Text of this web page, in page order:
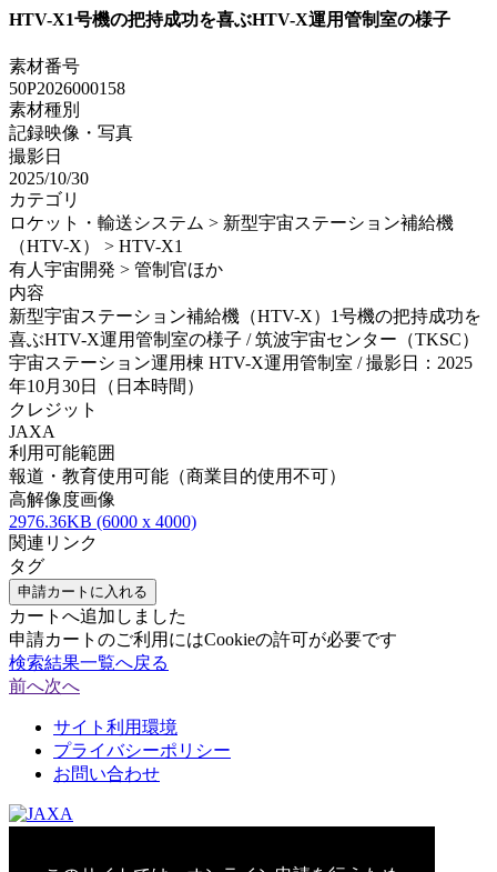
HTV-X1号機の把持成功を喜ぶHTV-X運用管制室の様子
素材番号
50P2026000158
素材種別
記録映像・写真
撮影日
2025/10/30
カテゴリ
ロケット・輸送システム > 新型宇宙ステーション補給機
（HTV-X） > HTV-X1
有人宇宙開発 > 管制官ほか
内容
新型宇宙ステーション補給機（HTV-X）1号機の把持成功を
喜ぶHTV-X運用管制室の様子 / 筑波宇宙センター（TKSC）
宇宙ステーション運用棟 HTV-X運用管制室 / 撮影日：2025
年10月30日（日本時間）
クレジット
JAXA
利用可能範囲
報道・教育使用可能（商業目的使用不可）
高解像度画像
2976.36KB (6000 x 4000)
関連リンク
タグ
申請カートに入れる
カートへ追加しました
申請カートのご利用にはCookieの許可が必要です
検索結果一覧へ戻る
前へ次へ
サイト利用環境
プライバシーポリシー
お問い合わせ